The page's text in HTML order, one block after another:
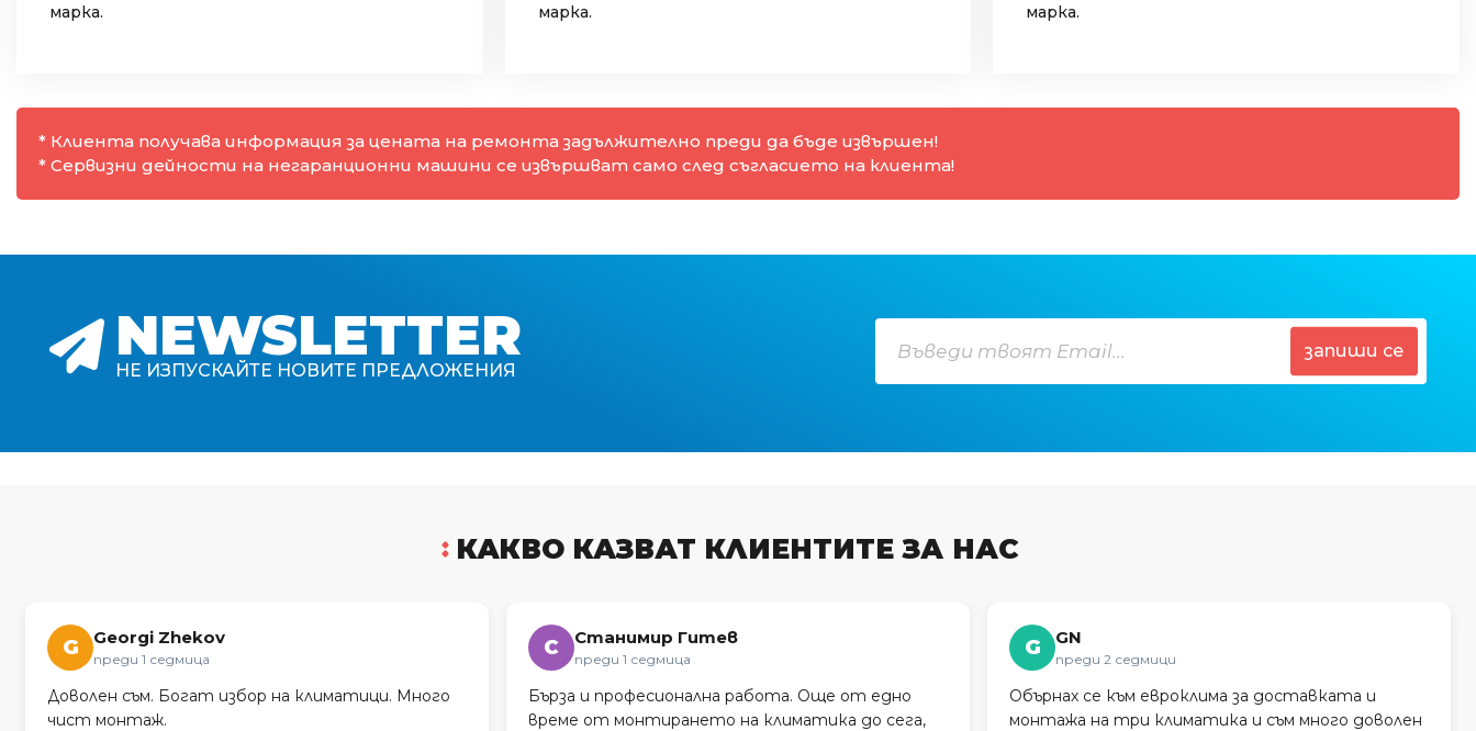
марка.
марка.
марка.
* Клиента получава информация за цената на ремонта задължително преди да бъде извършен!
* Сервизни дейности на негаранционни машини се извършват само след съгласието на клиента!
NEWSLETTER
НЕ ИЗПУСКАЙТЕ НОВИТЕ ПРЕДЛОЖЕНИЯ
запиши се
КАКВО КАЗВАТ КЛИЕНТИТЕ ЗА НАС
G Georgi Zhekov
преди 1 седмица
Доволен съм. Богат избор на климатици. Много
чист монтаж.
С Станимир Гитев
преди 1 седмица
Бърза и професионална работа. Още от едно
време от монтирането на климатика до сега,
G GN
преди 2 седмици
Обърнах се към евроклима за доставката и
монтажа на три климатика и съм много доволен